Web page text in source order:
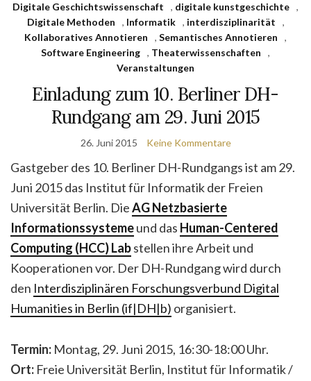
Digitale Geschichtswissenschaft
, digitale kunstgeschichte ,
Digitale Methoden
, Informatik , interdisziplinarität
,
Kollaboratives Annotieren
, Semantisches Annotieren
,
Software Engineering , Theaterwissenschaften
,
Veranstaltungen
Einladung zum 10. Berliner DH-
Rundgang am 29. Juni 2015
26. Juni 2015 Keine Kommentare
Gastgeber des 10. Berliner DH-Rundgangs ist am 29.
Juni 2015 das Institut für Informatik der Freien
Universität Berlin. DieAG Netzbasierte
Informationssystemeund das Human-Centered
Computing (HCC) Labstellen ihre Arbeit und
Kooperationen vor. Der DH-Rundgang wird durch
den Interdisziplinären Forschungsverbund Digital
Humanities in Berlin (if|DH|b) organisiert.
Termin: Montag, 29. Juni 2015, 16:30-18:00 Uhr.
Ort: Freie Universität Berlin, Institut für Informatik /